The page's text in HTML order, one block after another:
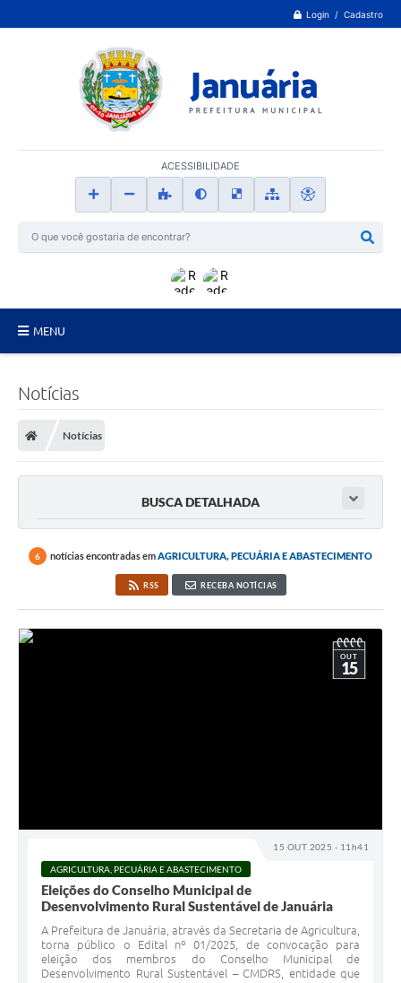
Login / Cadastro
ACESSIBILIDADE
MENU
Secretarias
Editais
Transparência Pública
Cavernas do Peruaçu
Galeria de Fotos
Galeria de Vídeos
Notícias
Links e Sites
Notícias
Notícias
BUSCA DETALHADA
6 notícias encontradas emAGRICULTURA, PECUÁRIA E ABASTECIMENTO
RSS RECEBA NOTÍCIAS
15 OUT 2025 - 11h41
OUT
15
AGRICULTURA, PECUÁRIA E ABASTECIMENTO
Eleições do Conselho Municipal de
Desenvolvimento Rural Sustentável de Januária
A Prefeitura de Januária, através da Secretaria de Agricultura,
torna público o Edital nº 01/2025, de convocação para
eleição dos membros do Conselho Municipal de
Desenvolvimento Rural Sustentável – CMDRS, entidade que